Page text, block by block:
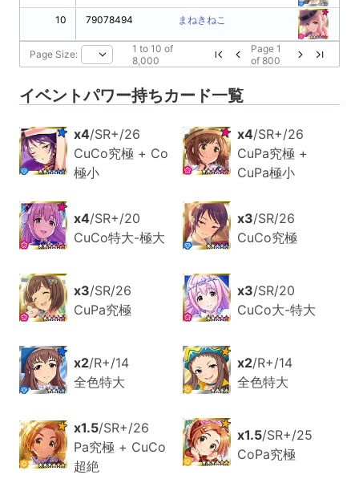
10 79078494 まねきねこ
Page Size: 1 to 10 of
8,000
Page 1
of 800
イベントパワー持ちカード一覧
x4/SR+/26
CuCo究極 + Co
極小
x4/SR+/26
CuPa究極 +
CuPa極小
x4/SR+/20
CuCo特大-極大
x3/SR/26
CuCo究極
x3/SR/26
CuPa究極
x3/SR/20
CuCo大-特大
x2/R+/14
全色特大
x2/R+/14
全色特大
x1.5/SR+/26
Pa究極 + CuCo
超絶
x1.5/SR+/25
CoPa究極